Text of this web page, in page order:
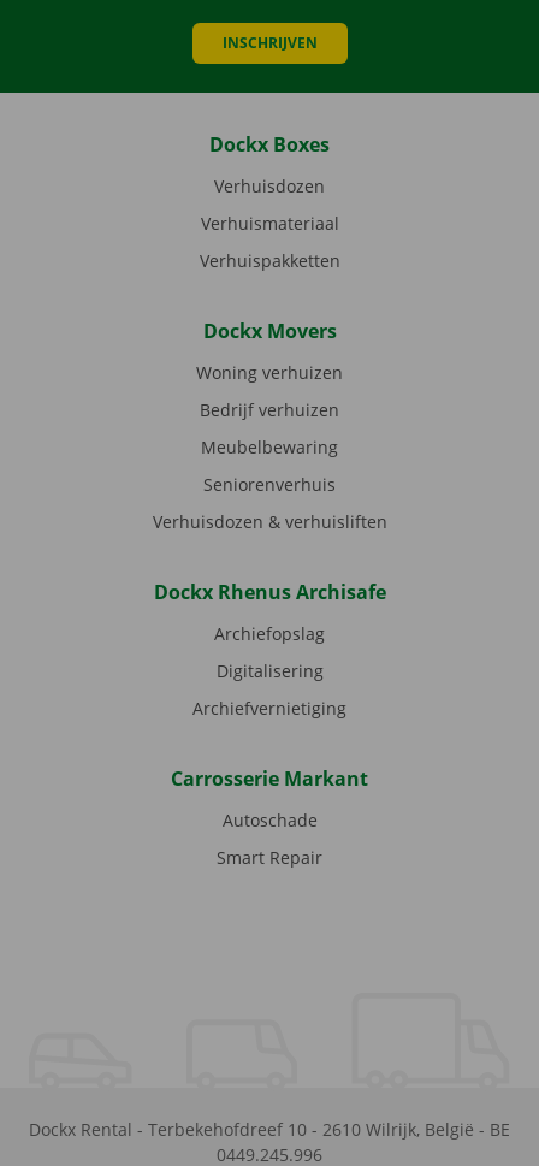
INSCHRIJVEN
Dockx Boxes
Verhuisdozen
Verhuismateriaal
Verhuispakketten
Dockx Movers
Woning verhuizen
Bedrijf verhuizen
Meubelbewaring
Seniorenverhuis
Verhuisdozen & verhuisliften
Dockx Rhenus Archisafe
Archiefopslag
Digitalisering
Archiefvernietiging
Carrosserie Markant
Autoschade
Smart Repair
Dockx Rental - Terbekehofdreef 10 - 2610 Wilrijk, België - BE
0449.245.996